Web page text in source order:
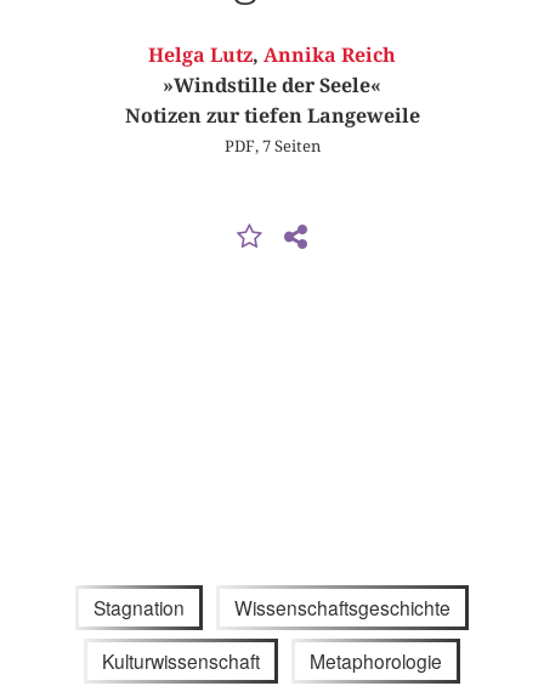
Helga Lutz, Annika Reich
»Windstille der Seele«
Notizen zur tiefen Langeweile
PDF, 7 Seiten
Stagnation Wissenschaftsgeschichte
Kulturwissenschaft Metaphorologie